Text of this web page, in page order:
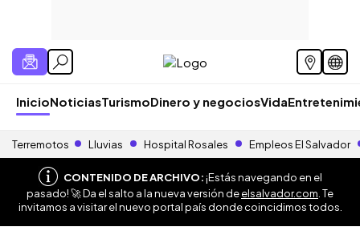
InicioNoticiasTurismoDinero y negociosVida
Terremotos Lluvias Hospital Rosales Empleos El Salvador
CONTENIDO DE ARCHIVO:¡Estás navegando en el
pasado! 🚀 Da el salto a la nueva versión deelsalvador.com . Te
invitamos a visitar el nuevo portal país donde coincidimos todos.